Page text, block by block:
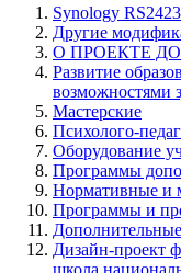
Synology
Другие
О ПРОЕКТЕ
Развитие
возможностями
Мастерские
Психолого-
Оборудование
Программы
Нормативные и
Программы и
Дизайн-проект
школа